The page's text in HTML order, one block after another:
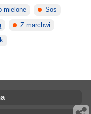
mielone Sos
Z marchwi